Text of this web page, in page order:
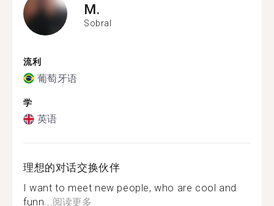
M.
Sobral
流利
葡萄牙语
学
英语
理想的对话交换伙伴
I want to meet new people, who are cool and
funn...阅读更多